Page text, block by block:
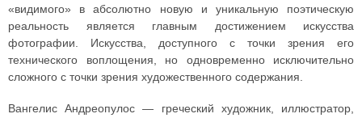
«видимого» в абсолютно новую и уникальную поэтическую
реальность является главным достижением искусства
фотографии. Искусства, доступного с точки зрения его
технического воплощения, но одновременно исключительно
сложного с точки зрения художественного содержания.
Вангелис Андреопулос — греческий художник, иллюстратор,